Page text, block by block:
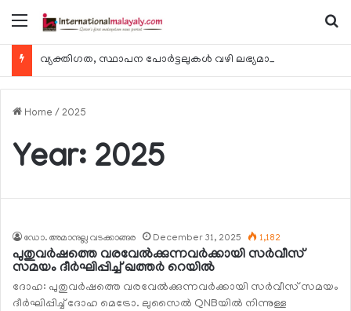
Menu
Home / 2025
Year: 2025
ഡോ. അമാനുല്ല വടക്കാങ്ങര December 31, 2025 1,182
പുതുവര്‍ഷത്തെ വരവേല്‍ക്കുന്നവര്‍ക്കായി സര്‍വീസ്
സമയം ദീര്‍ഘിപ്പിച്ച് ഖത്തര്‍ റെയില്‍
ദോഹ: പുതുവര്‍ഷത്തെ വരവേല്‍ക്കുന്നവര്‍ക്കായി സര്‍വീസ് സമയം
ദീര്‍ഘിപ്പിച്ച് ദോഹ മെട്രോ. ലുസൈല്‍ QNBയില്‍ നിന്നുള്ള